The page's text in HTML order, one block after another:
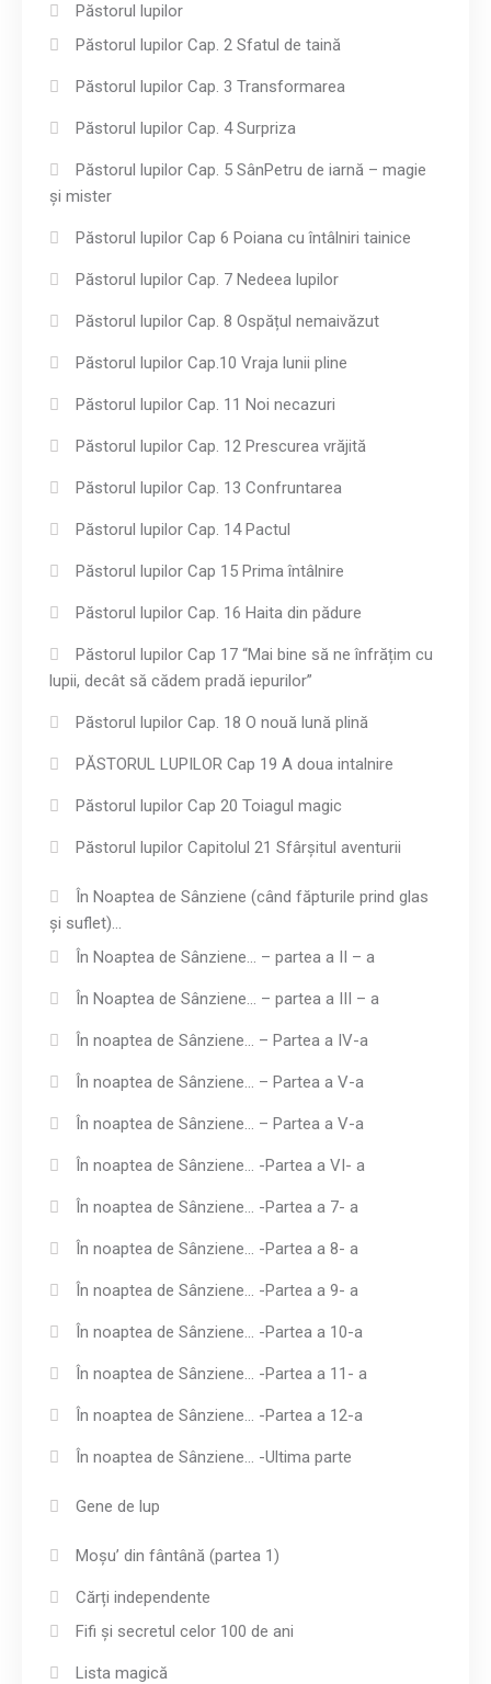
Păstorul lupilor
Păstorul lupilor Cap. 2 Sfatul de taină
Păstorul lupilor Cap. 3 Transformarea
Păstorul lupilor Cap. 4 Surpriza
Păstorul lupilor Cap. 5 SânPetru de iarnă – magie
și mister
Păstorul lupilor Cap 6 Poiana cu întâlniri tainice
Păstorul lupilor Cap. 7 Nedeea lupilor
Păstorul lupilor Cap. 8 Ospățul nemaivăzut
Păstorul lupilor Cap.10 Vraja lunii pline
Păstorul lupilor Cap. 11 Noi necazuri
Păstorul lupilor Cap. 12 Prescurea vrăjită
Păstorul lupilor Cap. 13 Confruntarea
Păstorul lupilor Cap. 14 Pactul
Păstorul lupilor Cap 15 Prima întâlnire
Păstorul lupilor Cap. 16 Haita din pădure
Păstorul lupilor Cap 17 “Mai bine să ne înfrățim cu
lupii, decât să cădem pradă iepurilor”
Păstorul lupilor Cap. 18 O nouă lună plină
PĂSTORUL LUPILOR Cap 19 A doua intalnire
Păstorul lupilor Cap 20 Toiagul magic
Păstorul lupilor Capitolul 21 Sfârșitul aventurii
În Noaptea de Sânziene (când făpturile prind glas
și suflet)…
În Noaptea de Sânziene… – partea a II – a
În Noaptea de Sânziene… – partea a III – a
În noaptea de Sânziene… – Partea a IV-a
În noaptea de Sânziene… – Partea a V-a
În noaptea de Sânziene… – Partea a V-a
În noaptea de Sânziene… -Partea a VI- a
În noaptea de Sânziene… -Partea a 7- a
În noaptea de Sânziene… -Partea a 8- a
În noaptea de Sânziene… -Partea a 9- a
În noaptea de Sânziene… -Partea a 10-a
În noaptea de Sânziene… -Partea a 11- a
În noaptea de Sânziene… -Partea a 12-a
În noaptea de Sânziene… -Ultima parte
Gene de lup
Moșu’ din fântână (partea 1)
Cărți independente
Fifi și secretul celor 100 de ani
Lista magică